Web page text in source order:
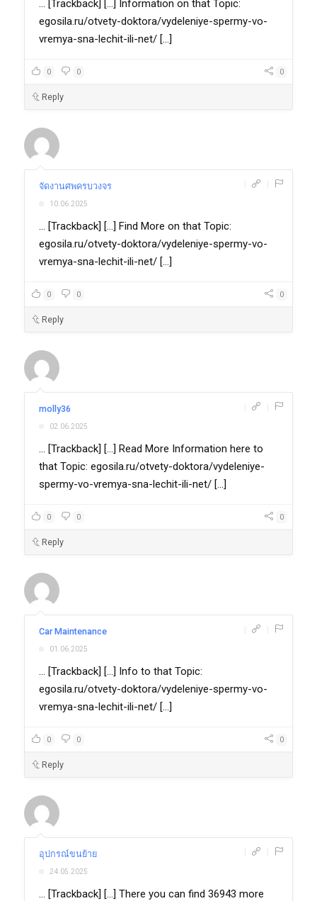
... [Trackback] [...] Information on that Topic:
egosila.ru/otvety-doktora/vydeleniye-spermy-vo-
vremya-sna-lechit-ili-net/ [...]
0 0 0
Reply
จัดงานศพครบวงจร
10.06.2025
... [Trackback] [...] Find More on that Topic:
egosila.ru/otvety-doktora/vydeleniye-spermy-vo-
vremya-sna-lechit-ili-net/ [...]
0 0 0
Reply
molly36
02.06.2025
... [Trackback] [...] Read More Information here to
that Topic: egosila.ru/otvety-doktora/vydeleniye-
spermy-vo-vremya-sna-lechit-ili-net/ [...]
0 0 0
Reply
Car Maintenance
01.06.2025
... [Trackback] [...] Info to that Topic:
egosila.ru/otvety-doktora/vydeleniye-spermy-vo-
vremya-sna-lechit-ili-net/ [...]
0 0 0
Reply
อุปกรณ์ขนย้าย
24.05.2025
... [Trackback] [...] There you can find 36943 more